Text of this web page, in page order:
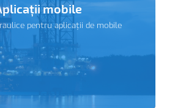
mobile
pentru aplicații de mobile